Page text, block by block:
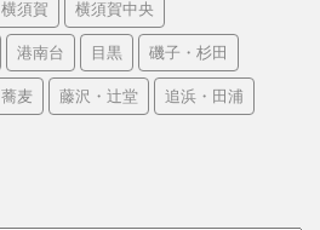
横須賀 横須賀中央
港南台 目黒 磯子・杉田
蕎麦 藤沢・辻堂 追浜・田浦